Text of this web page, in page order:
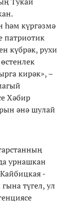
һәм күргәзмә
патриотик
күбрәк, рухи
кирәк», –
Хәбир
әнә шулай
урнашкан
-
түгел, ул